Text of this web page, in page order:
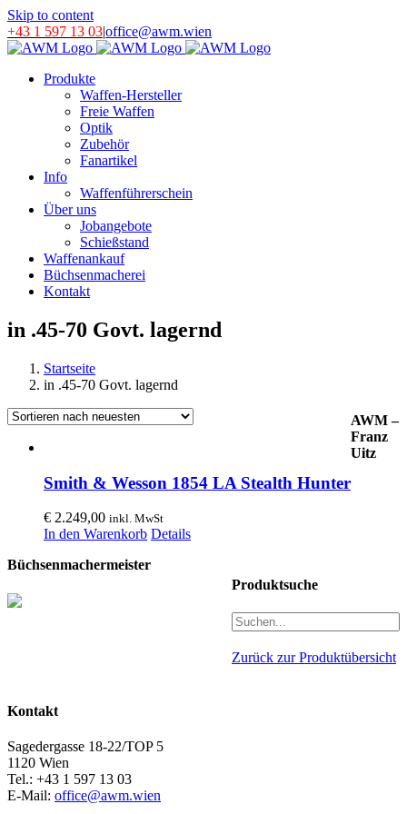
Skip to content
+43 1 597 13 03|office@awm.wien
Produkte
Waffen-Hersteller
Freie Waffen
Optik
Zubehör
Fanartikel
Info
Waffenführerschein
Über uns
Jobangebote
Schießstand
Waffenankauf
Büchsenmacherei
Kontakt
in .45-70 Govt. lagernd
Startseite
in .45-70 Govt. lagernd
Smith & Wesson 1854 LA Stealth Hunter
€ 2.249,00 inkl. MwSt
In den Warenkorb Details
Produktsuche
Zurück zur Produktübersicht
AWM –
Franz
Uitz
Büchsenmachermeister
Kontakt
Sagedergasse 18-22/TOP 5
1120 Wien
Tel.: +43 1 597 13 03
E-Mail: office@awm.wien